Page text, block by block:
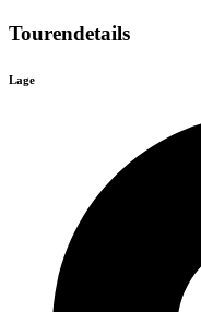
Tourendetails
Lage